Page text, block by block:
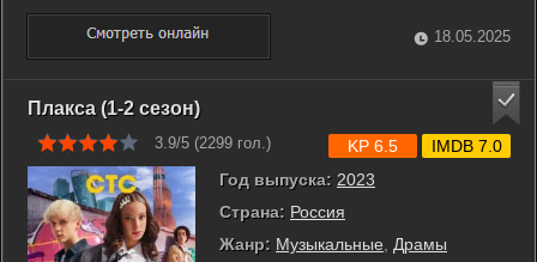
талантливым композитором Виталием Окороковым. Вместе
они буквально на улице находят первых вокалисток: Татьяну
Иванову, Алёну Апину и ...
18.05.2025
Плакса (1-2 сезон)
3.9/5 (2299 гол.)
Год выпуска: 2023
Страна: Россия
Жанр: Музыкальные
Драмы
KP 6.5 IMDB 7.0